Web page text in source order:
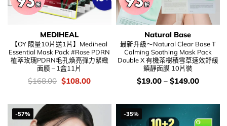
MEDIHEAL
【OY 限量10片送1片】Mediheal
Essential Mask Pack #Rose PDRN
植萃玫瑰PDRN毛孔煥亮彈力緊緻
面膜 – 1盒11片
價
$168.00 Original
$168.00.
$108.00Current
$108.00.
Natural Base
最新升級～Natural Clear Base T
Calming Soothing Mask Pack
Double X 有機茶樹積雪草速效舒緩
鎮靜面膜 10片裝
價
$19.00– $149.00
-57% -35%